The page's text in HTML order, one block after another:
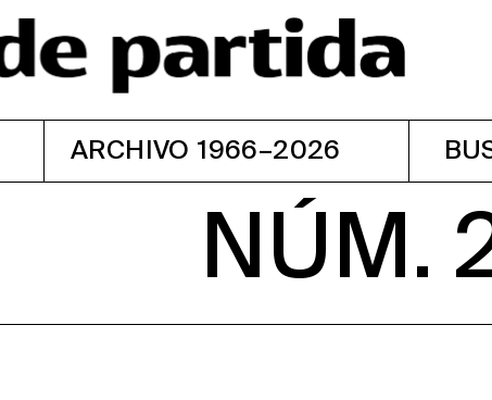
ARCHIVO 1966–2026
NÚM.